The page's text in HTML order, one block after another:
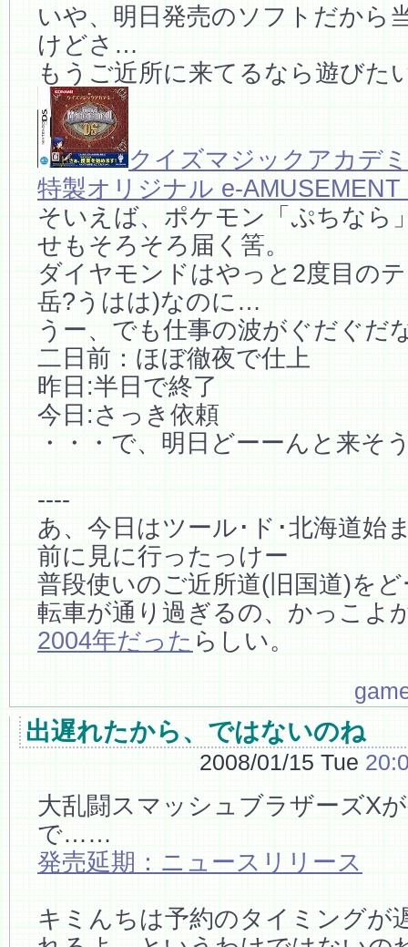
いや、明日発売のソフトだから
けどさ…
もうご近所に来てるなら遊びた
クイズマジックアカデ
特製オリジナル e-AMUSEMENT
そいえば、ポケモン「ぷちなら
せもそろそろ届く筈。
ダイヤモンドはやっと2度目の
岳?うはは)なのに…
うー、でも仕事の波がぐだぐだ
二日前：ほぼ徹夜で仕上
昨日:半日で終了
今日:さっき依頼
・・・で、明日どーーんと来そ
----
あ、今日はツール･ド･北海道始
前に見に行ったっけー
普段使いのご近所道(旧国道)を
転車が通り過ぎるの、かっこよ
2004年だった らしい。
出遅れたから、ではないのね
2008/01/15 Tue
大乱闘スマッシュブラザーズX
で……
発売延期：ニュースリリース
キミんちは予約のタイミングが